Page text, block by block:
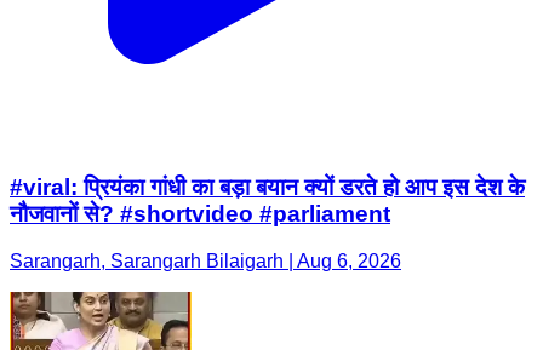
#viral: प्रियंका गांधी का बड़ा बयान क्यों डरते हो आप इस देश के
नौजवानों से? #shortvideo #parliament
Sarangarh, Sarangarh Bilaigarh | Aug 6, 2026